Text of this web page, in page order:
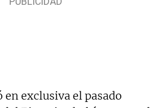
en exclusiva el pasado